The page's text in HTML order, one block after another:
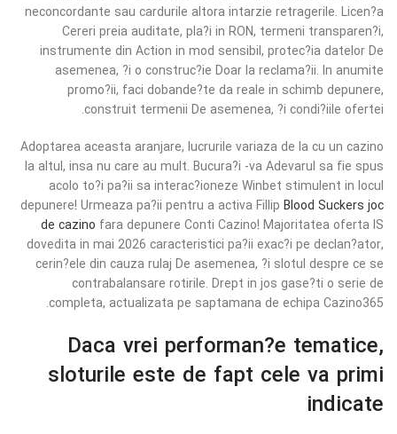
neconcordante sau cardurile altora intarzie retragerile. Licen?a
Cereri preia auditate, pla?i in RON, termeni transparen?i,
instrumente din Action in mod sensibil, protec?ia datelor De
asemenea, ?i o construc?ie Doar la reclama?ii. In anumite
promo?ii, faci dobande?te da reale in schimb depunere,
construit termenii De asemenea, ?i condi?iile ofertei.
Adoptarea aceasta aranjare, lucrurile variaza de la cu un cazino
la altul, insa nu care au mult. Bucura?i -va Adevarul sa fie spus
acolo to?i pa?ii sa interac?ioneze Winbet stimulent in locul
depunere! Urmeaza pa?ii pentru a activa Fillip Blood Suckers joc
de cazino fara depunere Conti Cazino! Majoritatea oferta IS
dovedita in mai 2026 caracteristici pa?ii exac?i pe declan?ator,
cerin?ele din cauza rulaj De asemenea, ?i slotul despre ce se
contrabalansare rotirile. Drept in jos gase?ti o serie de
completa, actualizata pe saptamana de echipa Cazino365.
Daca vrei performan?e tematice,
sloturile este de fapt cele va primi
indicate